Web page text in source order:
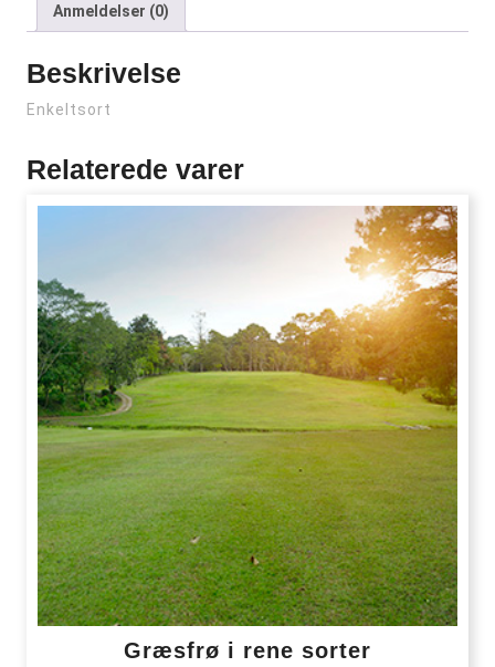
Anmeldelser (0)
Beskrivelse
Enkeltsort
Relaterede varer
Græsfrø i rene sorter